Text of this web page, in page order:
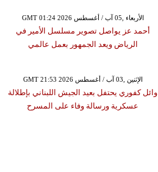
GMT 01:24 2026 الأربعاء ,05 آب / أغسطس
أحمد عز يواصل تصوير مسلسل الأمير في
الرياض ويعد الجمهور بعمل عالمي
GMT 21:53 2026 الإثنين ,03 آب / أغسطس
وائل كفوري يحتفل بعيد الجيش اللبناني بإطلالة
عسكرية ورسالة وفاء على المسرح